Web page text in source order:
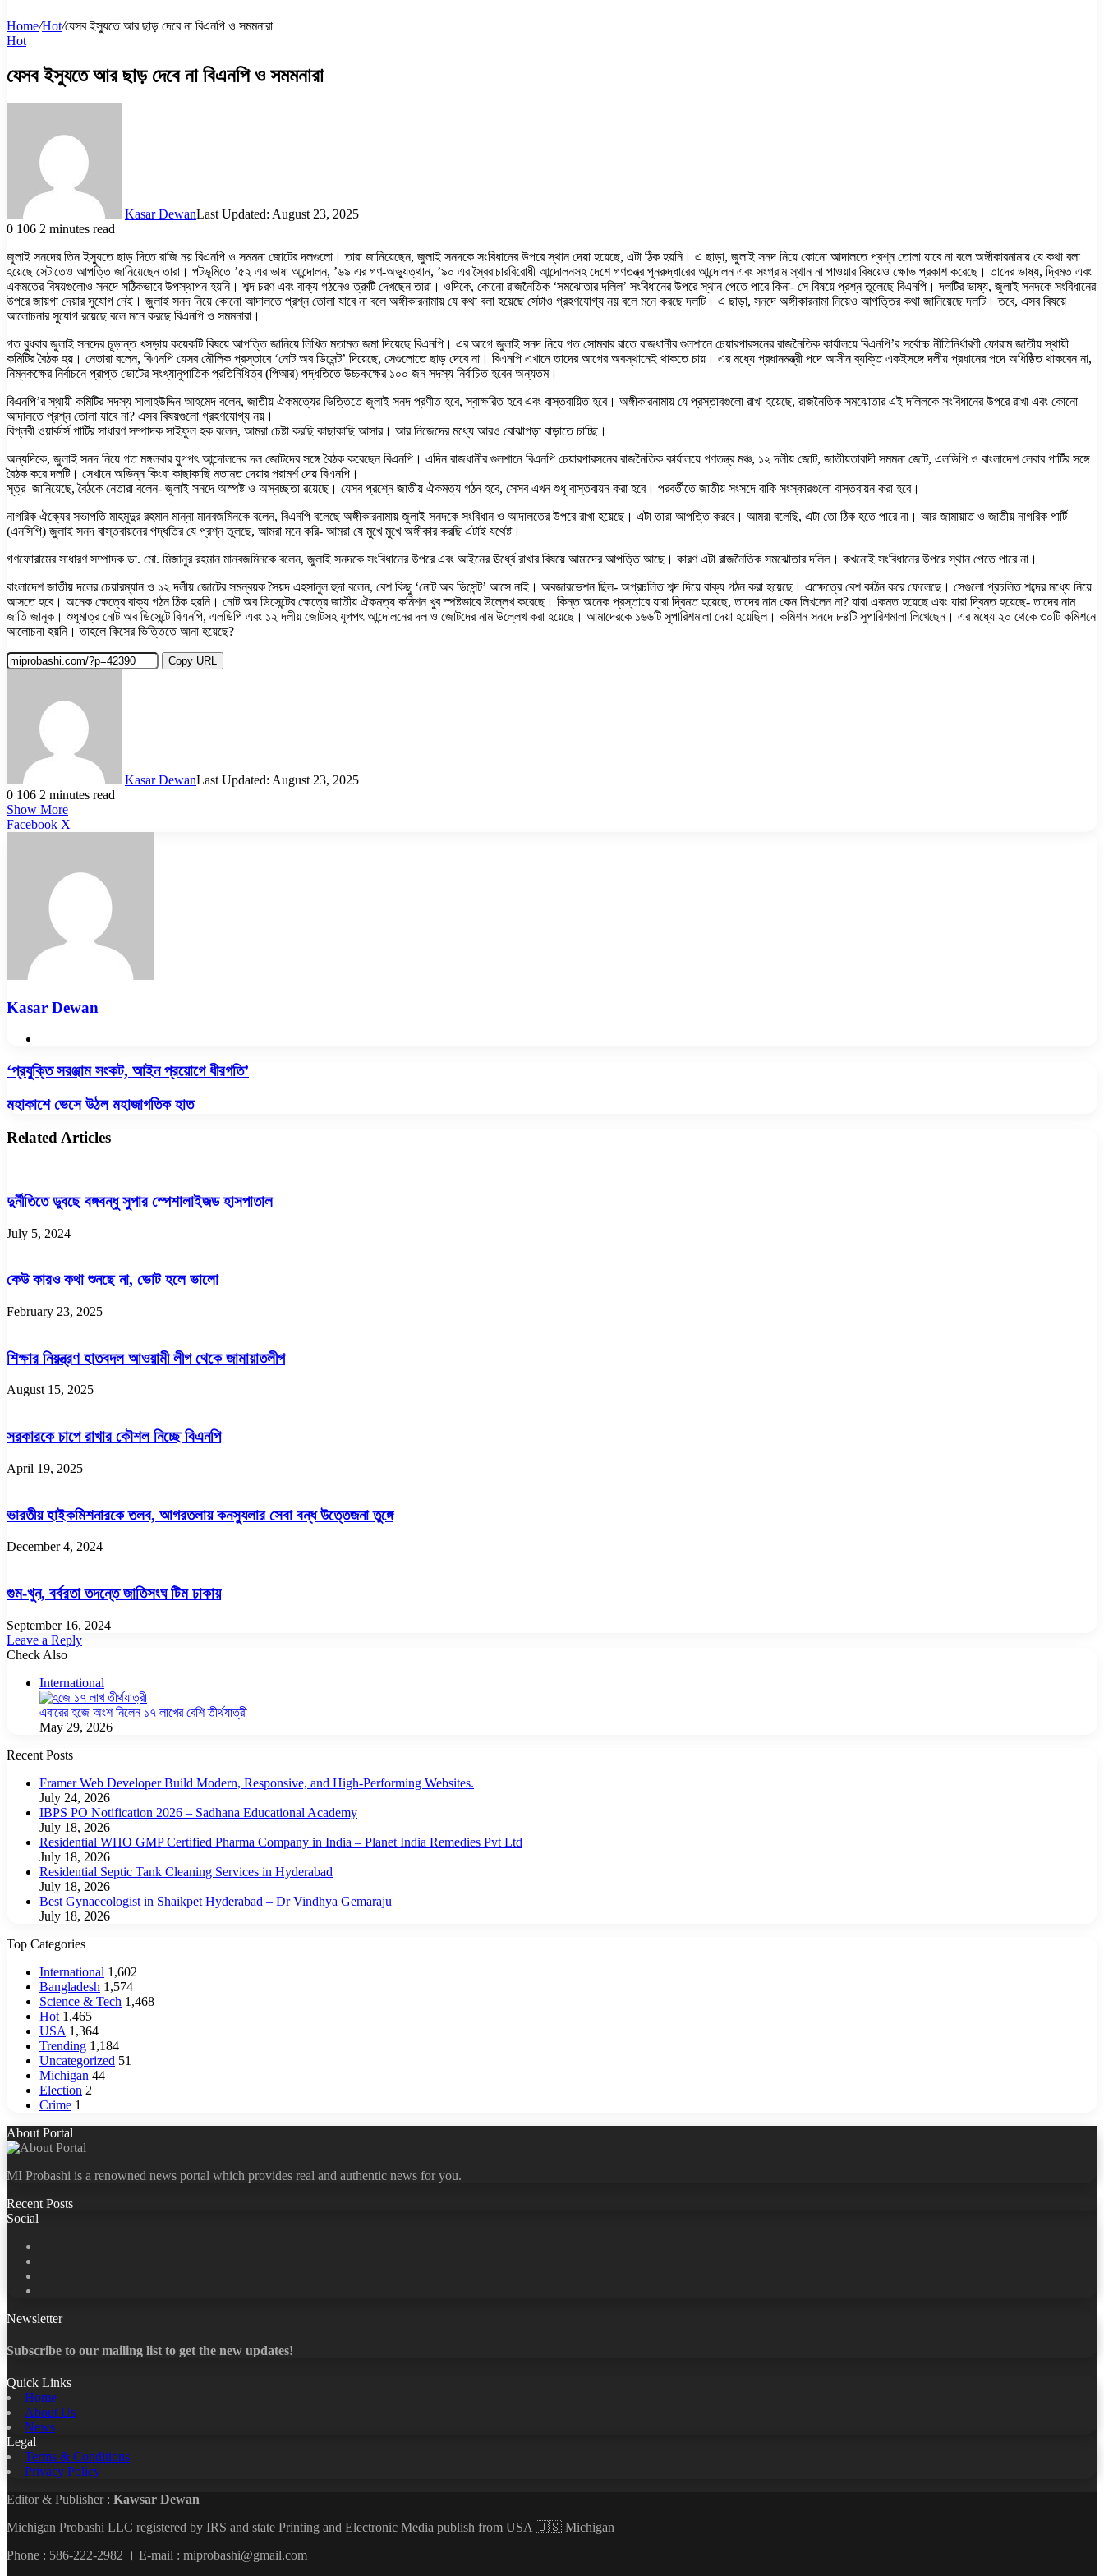
Home/Hot/যেসব ইস্যুতে আর ছাড় দেবে না বিএনপি ও সমমনারা
Hot
যেসব ইস্যুতে আর ছাড় দেবে না বিএনপি ও সমমনারা
Kasar DewanLast Updated: August 23, 2025
0 106 2 minutes read
জুলাই সনদের তিন ইস্যুতে ছাড় দিতে রাজি নয় বিএনপি ও সমমনা জোটের দলগুলো। তারা জানিয়েছেন, জুলাই সনদকে সংবিধানের উপরে স্থান দেয়া হয়েছে, এটা ঠিক হয়নি। এ ছাড়া, জুলাই সনদ নিয়ে কোনো আদালতে প্রশ্ন তোলা যাবে না বলে অঙ্গীকারনামায় যে কথা বলা
হয়েছে সেটাতেও আপত্তি জানিয়েছেন তারা। পটভূমিতে ’৫২ এর ভাষা আন্দোলন, ’৬৯ এর গণ-অভ্যুত্থান, ’৯০ এর স্বৈরাচারবিরোধী আন্দোলনসহ দেশে গণতন্ত্র পুনরুদ্ধারের আন্দোলন এবং সংগ্রাম স্থান না পাওয়ার বিষয়েও ক্ষোভ প্রকাশ করেছে। তাদের ভাষ্য, দ্বিমত এবং
একমতের বিষয়গুলোও সনদে সঠিকভাবে উপস্থাপন হয়নি। শব্দ চরণ এবং বাক্য গঠনেও ত্রুটি দেখছেন তারা। ওদিকে, কোনো রাজনৈতিক ‘সমঝোতার দলিল’ সংবিধানের উপরে স্থান পেতে পারে কিনা- সে বিষয়ে প্রশ্ন তুলেছে বিএনপি। দলটির ভাষ্য, জুলাই সনদকে সংবিধানের
উপরে জায়গা দেয়ার সুযোগ নেই। জুলাই সনদ নিয়ে কোনো আদালতে প্রশ্ন তোলা যাবে না বলে অঙ্গীকারনামায় যে কথা বলা হয়েছে সেটাও গ্রহণযোগ্য নয় বলে মনে করছে দলটি। এ ছাড়া, সনদে অঙ্গীকারনামা নিয়েও আপত্তির কথা জানিয়েছে দলটি। তবে, এসব বিষয়ে
আলোচনার সুযোগ রয়েছে বলে মনে করছে বিএনপি ও সমমনারা।
গত বুধবার জুলাই সনদের চূড়ান্ত খসড়ায় কয়েকটি বিষয়ে আপত্তি জানিয়ে লিখিত মতামত জমা দিয়েছে বিএনপি। এর আগে জুলাই সনদ নিয়ে গত সোমবার রাতে রাজধানীর গুলশানে চেয়ারপারসনের রাজনৈতিক কার্যালয়ে বিএনপি’র সর্বোচ্চ নীতিনির্ধারণী ফোরাম জাতীয় স্থায়ী
কমিটির বৈঠক হয়। নেতারা বলেন, বিএনপি যেসব মৌলিক প্রস্তাবে ‘নোট অব ডিসেন্ট’ দিয়েছে, সেগুলোতে ছাড় দেবে না। বিএনপি এখানে তাদের আগের অবস্থানেই থাকতে চায়। এর মধ্যে প্রধানমন্ত্রী পদে আসীন ব্যক্তি একইসঙ্গে দলীয় প্রধানের পদে অধিষ্ঠিত থাকবেন না,
নিম্নকক্ষের নির্বাচনে প্রাপ্ত ভোটের সংখ্যানুপাতিক প্রতিনিধিত্ব (পিআর) পদ্ধতিতে উচ্চকক্ষের ১০০ জন সদস্য নির্বাচিত হবেন অন্যতম।
বিএনপি’র স্থায়ী কমিটির সদস্য সালাহউদ্দিন আহমেদ বলেন, জাতীয় ঐকমত্যের ভিত্তিতে জুলাই সনদ প্রণীত হবে, স্বাক্ষরিত হবে এবং বাস্তবায়িত হবে। অঙ্গীকারনামায় যে প্রস্তাবগুলো রাখা হয়েছে, রাজনৈতিক সমঝোতার এই দলিলকে সংবিধানের উপরে রাখা এবং কোনো
আদালতে প্রশ্ন তোলা যাবে না? এসব বিষয়গুলো গ্রহণযোগ্য নয়।
বিপ্লবী ওয়ার্কার্স পার্টির সাধারণ সম্পাদক সাইফুল হক বলেন, আমরা চেষ্টা করছি কাছাকাছি আসার। আর নিজেদের মধ্যে আরও বোঝাপড়া বাড়াতে চাচ্ছি।
অন্যদিকে, জুলাই সনদ নিয়ে গত মঙ্গলবার যুগপৎ আন্দোলনের দল জোটদের সঙ্গে বৈঠক করেছেন বিএনপি। এদিন রাজধানীর গুলশানে বিএনপি চেয়ারপারসনের রাজনৈতিক কার্যালয়ে গণতন্ত্র মঞ্চ, ১২ দলীয় জোট, জাতীয়তাবাদী সমমনা জোট, এলডিপি ও বাংলাদেশ লেবার পার্টির সঙ্গে
বৈঠক করে দলটি। সেখানে অভিন্ন কিংবা কাছাকাছি মতামত দেয়ার পরামর্শ দেয় বিএনপি।
সূত্র জানিয়েছে, বৈঠকে নেতারা বলেন- জুলাই সনদে অস্পষ্ট ও অস্বচ্ছতা রয়েছে। যেসব প্রশ্নে জাতীয় ঐকমত্য গঠন হবে, সেসব এখন শুধু বাস্তবায়ন করা হবে। পরবর্তীতে জাতীয় সংসদে বাকি সংস্কারগুলো বাস্তবায়ন করা হবে।
নাগরিক ঐক্যের সভাপতি মাহমুদুর রহমান মান্না মানবজমিনকে বলেন, বিএনপি বলেছে অঙ্গীকারনামায় জুলাই সনদকে সংবিধান ও আদালতের উপরে রাখা হয়েছে। এটা তারা আপত্তি করবে। আমরা বলেছি, এটা তো ঠিক হতে পারে না। আর জামায়াত ও জাতীয় নাগরিক পার্টি
(এনসিপি) জুলাই সনদ বাস্তবায়নের পদ্ধতির যে প্রশ্ন তুলছে, আমরা মনে করি- আমরা যে মুখে মুখে অঙ্গীকার করছি এটাই যথেষ্ট।
গণফোরামের সাধারণ সম্পাদক ডা. মো. মিজানুর রহমান মানবজমিনকে বলেন, জুলাই সনদকে সংবিধানের উপরে এবং আইনের ঊর্ধ্বে রাখার বিষয়ে আমাদের আপত্তি আছে। কারণ এটা রাজনৈতিক সমঝোতার দলিল। কখনোই সংবিধানের উপরে স্থান পেতে পারে না।
বাংলাদেশ জাতীয় দলের চেয়ারম্যান ও ১২ দলীয় জোটের সমন্বয়ক সৈয়দ এহসানুল হুদা বলেন, বেশ কিছু ‘নোট অব ডিসেন্ট’ আসে নাই। অবজারভেশন ছিল- অপ্রচলিত শব্দ দিয়ে বাক্য গঠন করা হয়েছে। এক্ষেত্রে বেশ কঠিন করে ফেলেছে। সেগুলো প্রচলিত শব্দের মধ্যে নিয়ে
আসতে হবে। অনেক ক্ষেত্রে বাক্য গঠন ঠিক হয়নি। নোট অব ডিসেন্টের ক্ষেত্রে জাতীয় ঐকমত্য কমিশন খুব স্পষ্টভাবে উল্লেখ করেছে। কিন্ত অনেক প্রস্তাবে যারা দ্বিমত হয়েছে, তাদের নাম কেন লিখলেন না? যারা একমত হয়েছে এবং যারা দ্বিমত হয়েছে- তাদের নাম
জাতি জানুক। শুধুমাত্র নোট অব ডিসেন্টে বিএনপি, এলডিপি এবং ১২ দলীয় জোটসহ যুগপৎ আন্দোলনের দল ও জোটদের নাম উল্লেখ করা হয়েছে। আমাদেরকে ১৬৬টি সুপারিশমালা দেয়া হয়েছিল। কমিশন সনদে ৮৪টি সুপারিশমালা লিখেছেন। এর মধ্যে ২০ থেকে ৩০টি কমিশনে
আলোচনা হয়নি। তাহলে কিসের ভিত্তিতে আনা হয়েছে?
Copy URL
Kasar DewanLast Updated: August 23, 2025
0 106 2 minutes read
Show More
Facebook X
Kasar Dewan
‘প্রযুক্তি
সরঞ্জাম
সংকট,
আইন
ধীরগতি’
‘প্রযুক্তি সরঞ্জাম সংকট, আইন প্রয়োগে ধীরগতি’
মহাকাশে
উঠল
মহাজাগতিক
মহাকাশে ভেসে উঠল মহাজাগতিক হাত
Related Articles
দুর্নীতিতে ডুবছে বঙ্গবন্ধু সুপার স্পেশালাইজড হাসপাতাল
July 5, 2024
কেউ কারও কথা শুনছে না, ভোট হলে ভালো
February 23, 2025
শিক্ষার নিয়ন্ত্রণ হাতবদল আওয়ামী লীগ থেকে জামায়াতলীগ
August 15, 2025
সরকারকে চাপে রাখার কৌশল নিচ্ছে বিএনপি
April 19, 2025
ভারতীয় হাইকমিশনারকে তলব, আগরতলায় কনস্যুলার সেবা বন্ধ উত্তেজনা তুঙ্গে
December 4, 2024
গুম-খুন, বর্বরতা তদন্তে জাতিসংঘ টিম ঢাকায়
September 16, 2024
Leave a Reply
Check Also
International
এবারের হজে অংশ নিলেন ১৭ লাখের বেশি তীর্থযাত্রী
May 29, 2026
Recent Posts
Framer Web Developer Build Modern, Responsive, and High-Performing Websites.
July 24, 2026
IBPS PO Notification 2026 – Sadhana Educational Academy
July 18, 2026
Residential WHO GMP Certified Pharma Company in India – Planet India Remedies Pvt Ltd
July 18, 2026
Residential Septic Tank Cleaning Services in Hyderabad
July 18, 2026
Best Gynaecologist in Shaikpet Hyderabad – Dr Vindhya Gemaraju
July 18, 2026
Top Categories
International 1,602
Bangladesh 1,574
Science & Tech 1,468
Hot 1,465
USA 1,364
Trending 1,184
Uncategorized 51
Michigan 44
Election 2
Crime 1
About Portal
MI Probashi is a renowned news portal which provides real and authentic news for you.
Recent Posts
Social
Newsletter
Subscribe to our mailing list to get the new updates!
Quick Links
Home
About Us
News
Legal
Terms & Conditions
Privacy Policy
Editor & Publisher : Kawsar Dewan
Michigan Probashi LLC registered by IRS and state Printing and Electronic Media publish from USA 🇺🇸 Michigan
Phone : 586-222-2982 । E-mail : miprobashi@gmail.com